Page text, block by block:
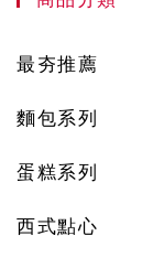
最夯推薦
麵包系列
蛋糕系列
西式點心